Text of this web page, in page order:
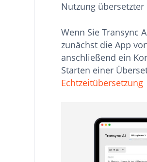
Nutzung
Wenn Sie Transync
zunächst die App
anschließend ein
Starten einer
Echtzeitübersetzung